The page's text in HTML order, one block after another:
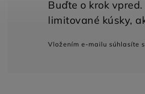
Vložením e-mailu súhlasíte s